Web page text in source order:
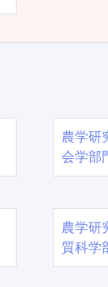
農学
会学部
農学
質科学